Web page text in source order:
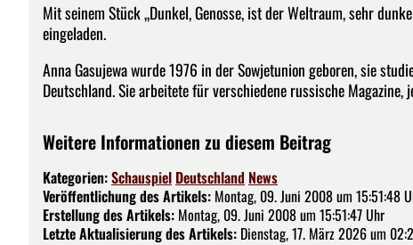
Mit seinem Stück „Dunkel, Genosse, ist der Weltraum, sehr
eingeladen.
Anna Gasujewa wurde 1976 in der Sowjetunion geboren, sie
Deutschland. Sie arbeitete für verschiedene russische
Weitere Informationen zu diesem Beitrag
Kategorien:Schauspiel Deutschland News
Veröffentlichung des Artikels: Montag, 09. Juni 2008 um 15:51:48
Erstellung des Artikels: Montag, 09. Juni 2008 um 15:51:47 Uhr
Letzte Aktualisierung des Artikels: Dienstag, 17. März 2026 um